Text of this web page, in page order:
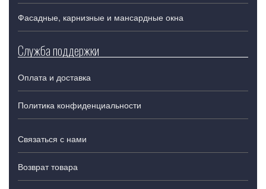
Фасадные, карнизные и мансардные окна
Служба поддержки
Оплата и доставка
Политика конфиденциальности
Связаться с нами
Возврат товара